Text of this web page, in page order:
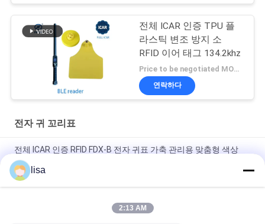
전체 ICAR 인증 TPU 플
라스틱 변조 방지 소
RFID 이어 태그 134.2khz
Price to be negotiated MOQ:1
연락하다
전자 귀 꼬리표
전체 ICAR 인증 RFID FDX-B 전자 귀표 가축 관리용 맞춤형 색상
134.2 KHz 동물 식별 태그 (소, 양, 염소, 돼지용)
가축용 방수 전자 귀 태그 및 동물 관리용 장기 사용
전체 ICAR 인증 ET902 맞춤형 TPU RFID 가축 귀표, 레이저 각인
lisa
2:13 AM